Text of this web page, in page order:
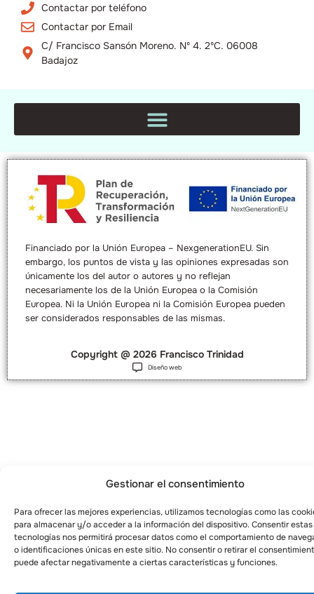
Gestionar el consentimiento
Para ofrecer las mejores experiencias, utilizamos tecnologías como las
para almacenar y/o acceder a la información del dispositivo. Consentir estas
tecnologías nos permitirá procesar datos como el comportamiento de
o identificaciones únicas en este sitio. No consentir o retirar el
puede afectar negativamente a ciertas características y funciones.
Contactar por teléfono
Contactar por Email
C/ Francisco Sansón Moreno. Nº 4. 2ºC. 06008
Badajoz
Financiado por la Unión Europea – NexgenerationEU. Sin
embargo, los puntos de vista y las opiniones expresadas son
únicamente los del autor o autores y no reflejan
necesariamente los de la Unión Europea o la Comisión
Europea. Ni la Unión Europea ni la Comisión Europea pueden
ser considerados responsables de las mismas.
Copyright @ 2026 Francisco Trinidad
Diseño web